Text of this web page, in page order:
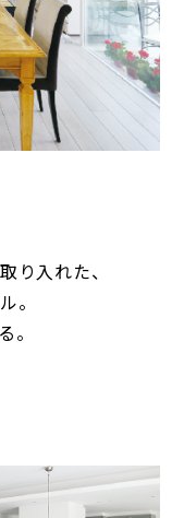
り入れた、
。
。